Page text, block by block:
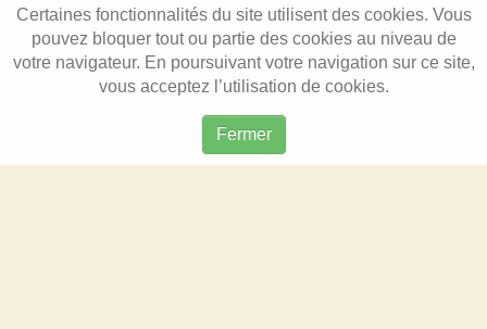
Certaines fonctionnalités du site utilisent des cookies. Vous
pouvez bloquer tout ou partie des cookies au niveau de
votre navigateur. En poursuivant votre navigation sur ce site,
vous acceptez l’utilisation de cookies.
Fermer